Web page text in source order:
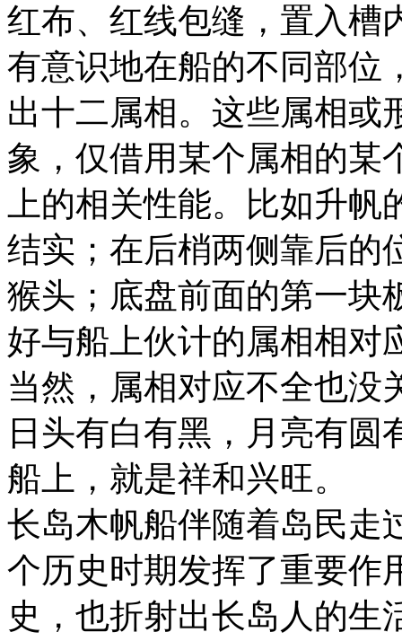
红布、红线包缝，置入槽
有意识地在船的不同部位
出十二属相。这些属相或
象，仅借用某个属相的某
上的相关性能。比如升
结实；在后梢两侧靠后的
猴头；底盘前面的第一块
好与船上伙计的属相相对
当然，属相对应不全也没
日头有白有黑，月亮有
船上，就是祥和兴旺。
长岛木帆船伴随着岛民走
个历史时期发挥了重要作
史，也折射出长岛人的生